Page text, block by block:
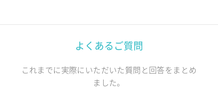
よくあるご質問
これまでに実際にいただいた質問と回答をまとめ
ました。